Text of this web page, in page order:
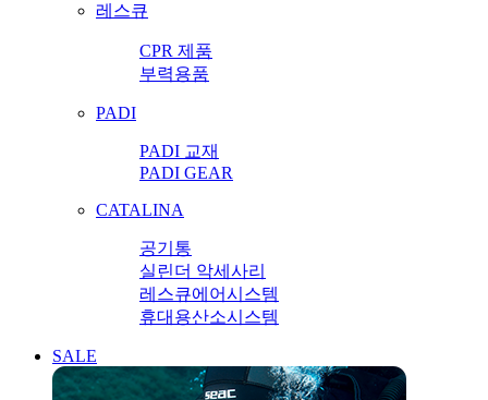
레스큐
CPR 제품
부력용품
PADI
PADI 교재
PADI GEAR
CATALINA
공기통
실린더 악세사리
레스큐에어시스템
휴대용산소시스템
SALE